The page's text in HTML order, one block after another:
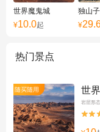
世界魔鬼城
¥10.0起
独山
¥
热门景点
随买随用 世
岩层形